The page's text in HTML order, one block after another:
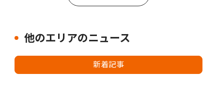
他のエリアのニュース
新着記事